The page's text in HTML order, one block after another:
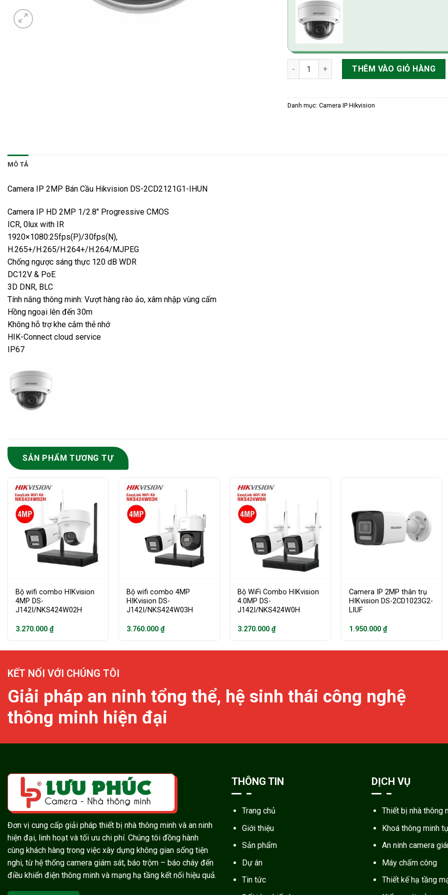
Camera IP 2MP Bán Cầu Hikvision DS-
THÊM VÀO GIỎ HÀNG
Danh mục: Camera IP Hikvision
MÔ TẢ
Camera IP 2MP Bán Cầu Hikvision DS-2CD2121G1-IHUN
Camera IP HD 2MP 1/2.8″ Progressive CMOS
ICR, 0lux with IR
1920×1080:25fps(P)/30fps(N),
H.265+/H.265/H.264+/H.264/MJPEG
Chống ngược sáng thực 120 dB WDR
DC12V & PoE
3D DNR, BLC
Tính năng thông minh: Vượt hàng rào ảo, xâm nhập vùng cấm
Hồng ngoại lên đến 30m
Không hỗ trợ khe cắm thẻ nhớ
HIK-Connect cloud service
IP67
SẢN PHẨM TƯƠNG TỰ
Bộ wifi combo HIKvision
4MP DS-
J142I/NKS424W02H
3.270.000 ₫
Bộ wifi combo 4MP
HIKvision DS-
J142I/NKS424W03H
3.760.000₫
Bộ WiFi Combo HIKvision
4.0MP DS-
J142I/NKS424W0H
3.270.000₫
Camera IP 2MP thân trụ
HIKvision DS-2CD1023G2-
LIUF
1.950.000 ₫
KẾT NỐI VỚI CHÚNG TÔI
Giải pháp an ninh tổng thể, hệ sinh thái công nghệ
thông minh hiện đại
Đơn vị cung cấp giải pháp thiết bị nhà thông minh và an ninh
hiện đại, linh hoạt và tối ưu chi phí. Chúng tôi đồng hành
cùng khách hàng trong việc xây dựng không gian sống tiện
nghi, từ hệ thống camera giám sát, báo trộm – báo cháy đến
điều khiển điện thông minh và mạng hạ tầng kết nối hiệu quả.
THÔNG TIN
Trang chủ
Giới thiệu
Sản phẩm
Dự án
Tin tức
DỊCH VỤ
Thiết bị nhà thông
Khoá thông minh
An ninh camera
Máy chấm công
Thiết kế hạ tầng